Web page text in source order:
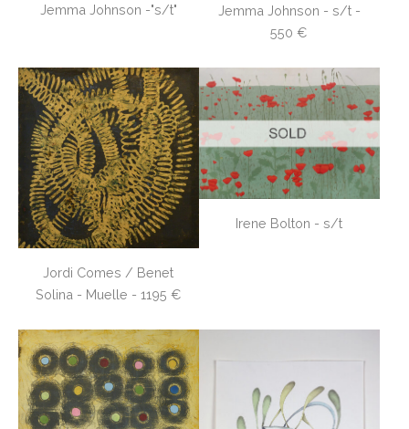
Jemma Johnson -"s/t"
Jemma Johnson - s/t -
550 €
Jordi Comes / Benet
Solina - Muelle - 1195 €
Irene Bolton - s/t